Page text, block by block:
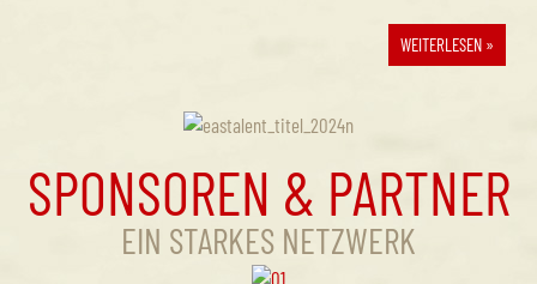
WEITERLESEN »
SPONSOREN & PARTNER
EIN STARKES NETZWERK